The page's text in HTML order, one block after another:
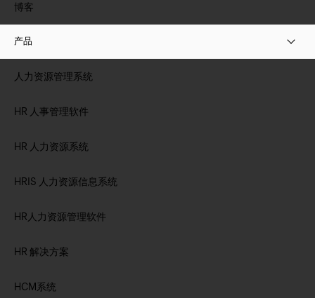
博客
产品
人力资源管理系统
HR 人事管理软件
HR 人力资源系统
HRIS 人力资源信息系统
HR人力资源管理软件
HR 解决方案
HCM系统